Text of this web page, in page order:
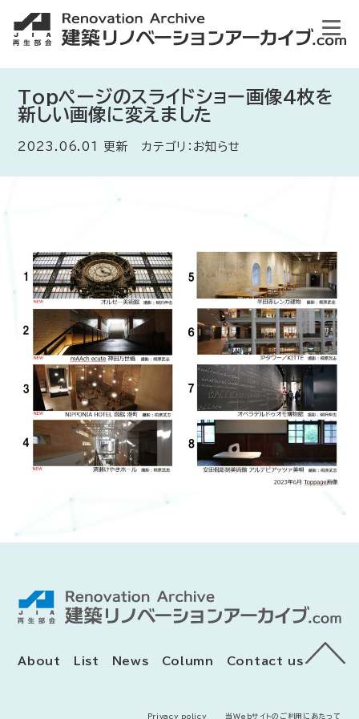
Topページのスライドショー画像4枚を
新しい画像に変えました
2023.06.01 更新 カテゴリ：お知らせ
About List News Column Contact us
Privacy policy 当Webサイトのご利用にあたって